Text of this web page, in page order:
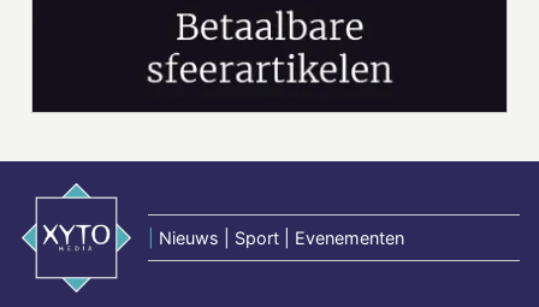
Nieuws | Sport | Evenementen